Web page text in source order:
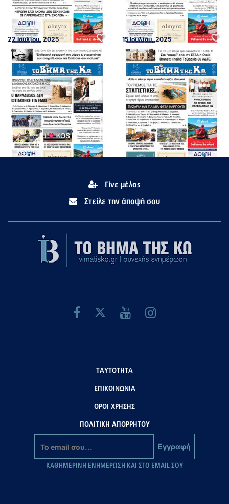
22 Ιουλίου, 2025 15 Ιουλίου, 2025
Γίνε μέλος
Στείλε την άποψή σου
ΤΑΥΤΟΤΗΤΑ
ΕΠΙΚΟΙΝΩΝΙΑ
ΟΡΟΙ ΧΡΗΣΗΣ
ΠΟΛΙΤΙΚΗ ΑΠΟΡΡΗΤΟΥ
Εγγραφή
ΚΑΘΗΜΕΡΙΝΗ ΕΝΗΜΕΡΩΣΗ ΚΑΙ ΣΤΟ EMAIL ΣΟΥ